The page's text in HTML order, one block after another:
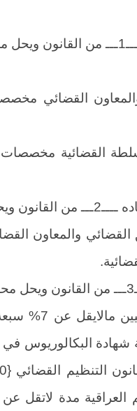
المحقق القضائي
على مجلس
شهادة البكالوريوس